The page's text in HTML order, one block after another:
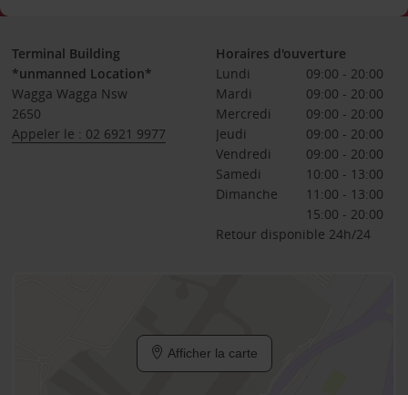
Terminal Building
*unmanned Location*
Wagga Wagga Nsw
2650
Appeler le : 02 6921 9977
Horaires d'ouverture
Lundi
09:00 - 20:00
Mardi
09:00 - 20:00
Mercredi
09:00 - 20:00
Jeudi
09:00 - 20:00
Vendredi
09:00 - 20:00
Samedi
10:00 - 13:00
Dimanche
11:00 - 13:00
15:00 - 20:00
Retour disponible 24h/24
Afficher la carte